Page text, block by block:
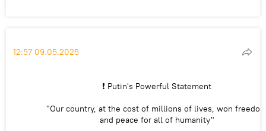
12:57 09.05.2025
❗️ Putin's Powerful Statement
"Our country, at the cost of millions of lives, won
and peace for all of humanity"